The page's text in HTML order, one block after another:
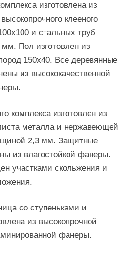
изготовлена из
клееного
и стальных труб
Пол изготовлен из
150х40. Все деревянные
из высококачественной
комплекса изготовлен из
металла и нержавеющей
2,3 мм. Защитные
из влагостойкой фанеры.
участками скольжения и
со ступеньками и
из высокопрочной
фанеры.